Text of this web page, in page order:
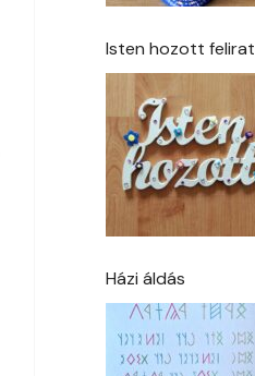
Isten hozott felirat
Házi áldás